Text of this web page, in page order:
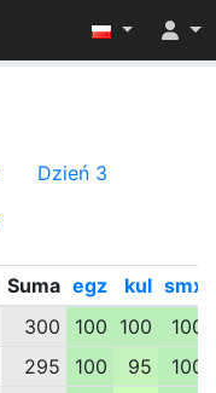
Dzień 3
Suma egz kul smx
300 100 100
100
295 100 95
100